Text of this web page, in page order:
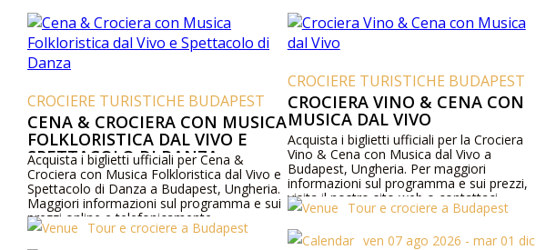
CROCIERE TURISTICHE BUDAPEST
CENA & CROCIERA CON MUSICA
FOLKLORISTICA DAL VIVO E
SPETTACOLO DI DANZA
Acquista i biglietti ufficiali per Cena &
Crociera con Musica Folkloristica dal Vivo e
Spettacolo di Danza a Budapest, Ungheria.
Maggiori informazioni sul programma e sui
prezzi online e telefonicamente.
Tour e crociere a Budapest
CROCIERE TURISTICHE BUDAPEST
CROCIERA VINO & CENA CON
MUSICA DAL VIVO
Acquista i biglietti ufficiali per la Crociera
Vino & Cena con Musica dal Vivo a
Budapest, Ungheria. Per maggiori
informazioni sul programma e sui prezzi,
visita il nostro sito web o contattaci
telefonicamente.Tour e crociere a Budapest
ven 07 ago 2026 - mar 01 dic